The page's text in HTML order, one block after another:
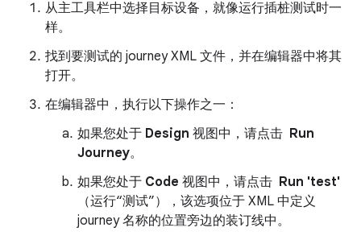
从主工具栏中选择目标设备，就像运行插桩测试时一
样。
找到要测试的 journey XML 文件，并在编辑器中将其
打开。
在编辑器中，执行以下操作之一：
如果您处于 Design 视图中，请点击 Run
Journey。
如果您处于 Code 视图中，请点击 Run 'test'
（运行“测试”），该选项位于 XML 中定义
journey 名称的位置旁边的装订线中。